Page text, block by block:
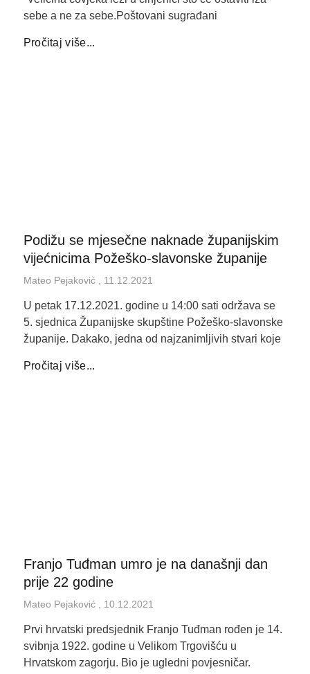
sebe a ne za sebe.Poštovani sugrađani
Pročitaj više...
Podižu se mjesečne naknade županijskim
vijećnicima Požeško-slavonske županije
Mateo Pejaković 11.12.2021
U petak 17.12.2021. godine u 14:00 sati održava se
5. sjednica Županijske skupštine Požeško-slavonske
županije. Dakako, jedna od najzanimljivih stvari koje
Pročitaj više...
Franjo Tuđman umro je na današnji dan
prije 22 godine
Mateo Pejaković 10.12.2021
Prvi hrvatski predsjednik Franjo Tuđman rođen je 14.
svibnja 1922. godine u Velikom Trgovišću u
Hrvatskom zagorju. Bio je ugledni povjesničar.